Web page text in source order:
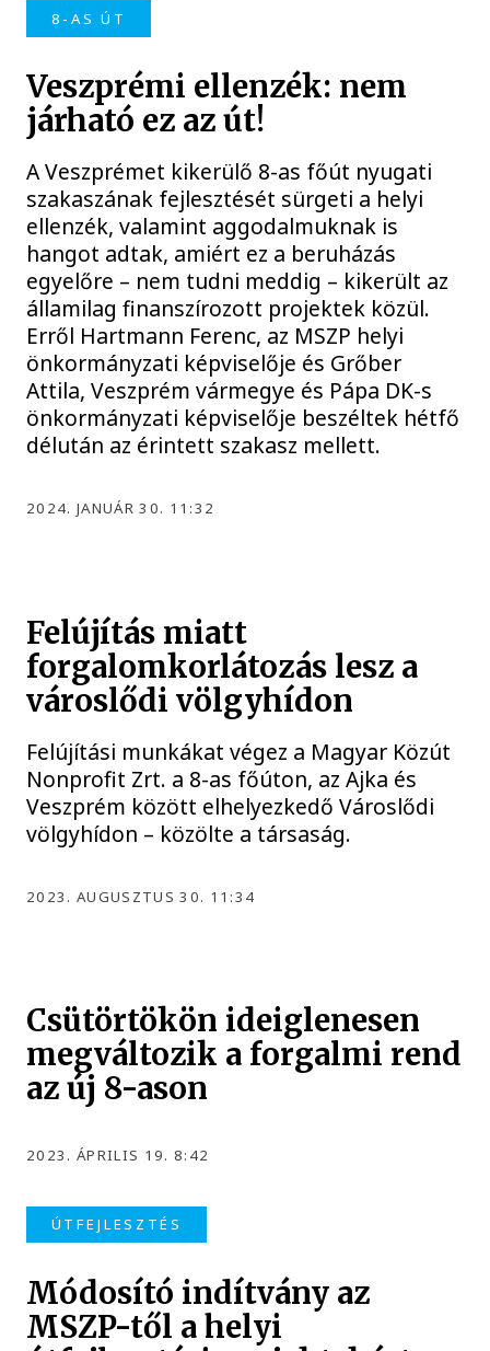
8-AS ÚT
Veszprémi ellenzék: nem
járható ez az út!
A Veszprémet kikerülő 8-as főút nyugati
szakaszának fejlesztését sürgeti a helyi
ellenzék, valamint aggodalmuknak is
hangot adtak, amiért ez a beruházás
egyelőre – nem tudni meddig – kikerült az
államilag finanszírozott projektek közül.
Erről Hartmann Ferenc, az MSZP helyi
önkormányzati képviselője és Grőber
Attila, Veszprém vármegye és Pápa DK-s
önkormányzati képviselője beszéltek hétfő
délután az érintett szakasz mellett.
2024. JANUÁR 30. 11:32
Felújítás miatt
forgalomkorlátozás lesz a
városlődi völgyhídon
Felújítási munkákat végez a Magyar Közút
Nonprofit Zrt. a 8-as főúton, az Ajka és
Veszprém között elhelyezkedő Városlődi
völgyhídon – közölte a társaság.
2023. AUGUSZTUS 30. 11:34
Csütörtökön ideiglenesen
megváltozik a forgalmi rend
az új 8-ason
2023. ÁPRILIS 19. 8:42
ÚTFEJLESZTÉS
Módosító indítvány az
MSZP-től a helyi